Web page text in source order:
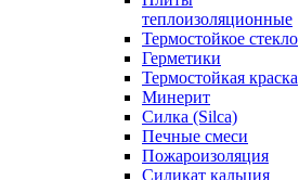
теплоизоляционные
Термостойкое стекло
Герметики
Термостойкая краска
Минерит
Силка (Silca)
Печные смеси
Пожароизоляция
Силикат кальция